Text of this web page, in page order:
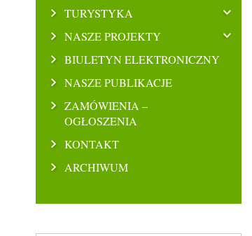
TURYSTYKA
NASZE PROJEKTY
BIULETYN ELEKTRONICZNY
NASZE PUBLIKACJE
ZAMÓWIENIA –
OGŁOSZENIA
KONTAKT
ARCHIWUM